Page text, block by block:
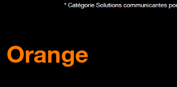
Orange